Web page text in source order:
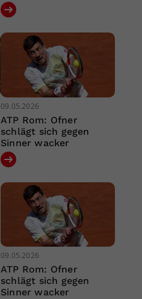
09.05.2026
ATP Rom: Ofner
schlägt sich gegen
Sinner wacker
09.05.2026
ATP Rom: Ofner
schlägt sich gegen
Sinner wacker